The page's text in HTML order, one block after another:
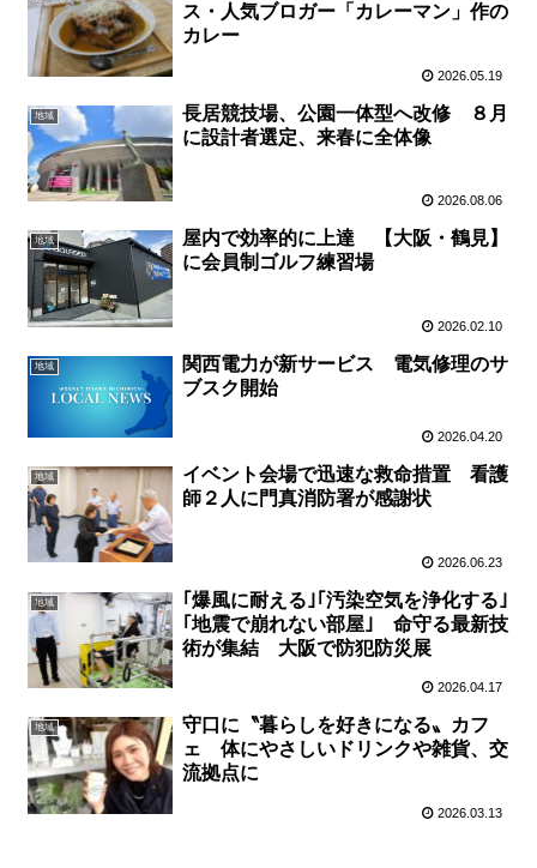
ス・人気ブロガー「カレーマン」作の
カレー
2026.05.19
地域
長居競技場、公園一体型へ改修 ８月
に設計者選定、来春に全体像
2026.08.06
地域
屋内で効率的に上達 【大阪・鶴見】
に会員制ゴルフ練習場
2026.02.10
地域
関西電力が新サービス 電気修理のサ
ブスク開始
2026.04.20
地域
イベント会場で迅速な救命措置 看護
師２人に門真消防署が感謝状
2026.06.23
地域
｢爆風に耐える｣｢汚染空気を浄化する｣
｢地震で崩れない部屋｣ 命守る最新技
術が集結 大阪で防犯防災展
2026.04.17
地域
守口に〝暮らしを好きになる〟カフ
ェ 体にやさしいドリンクや雑貨、交
流拠点に
2026.03.13